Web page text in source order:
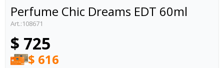
Perfume Chic Dreams EDT 60ml
108671
$ 725
$ 616